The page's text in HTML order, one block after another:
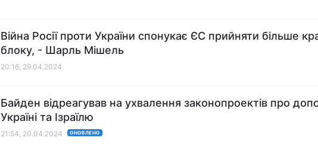
Війна Росії проти України спонукає ЄС прийняти більше
блоку, - Шарль Мішель
20:16, 29.04.2024
Байден відреагував на ухвалення законопроектів про
Україні та Ізраїлю
21:54, 20.04.2024 ОНОВЛЕНО